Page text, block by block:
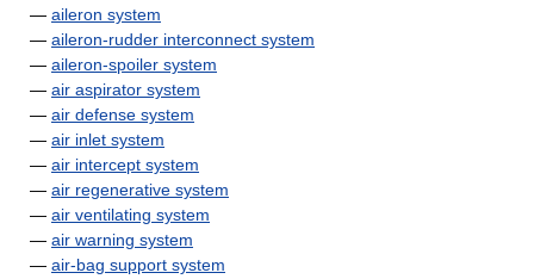
— aileron system
— aileron-rudder interconnect system
— aileron-spoiler system
— air aspirator system
— air defense system
— air inlet system
— air intercept system
— air regenerative system
— air ventilating system
— air warning system
— air-bag support system